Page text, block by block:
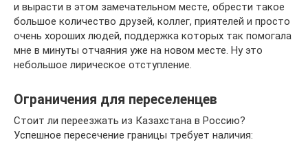
и вырасти в этом замечательном месте, обрести такое
большое количество друзей, коллег, приятелей и просто
очень хороших людей, поддержка которых так помогала
мне в минуты отчаяния уже на новом месте. Ну это
небольшое лирическое отступление.
Ограничения для переселенцев
Стоит ли переезжать из Казахстана в Россию?
Успешное пересечение границы требует наличия: